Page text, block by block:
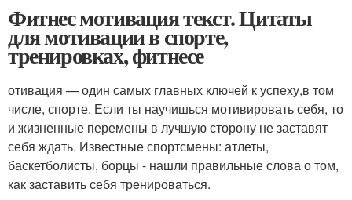
Фитнес мотивация текст. Цитаты
для мотивации в спорте,
тренировках, фитнесе
отивация — один самых главных ключей к успеху,в том
числе, спорте. Если ты научишься мотивировать себя, то
и жизненные перемены в лучшую сторону не заставят
себя ждать. Известные спортсмены: атлеты,
баскетболисты, борцы - нашли правильные слова о том,
как заставить себя тренироваться.